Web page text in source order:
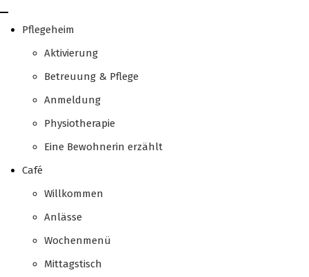
Pflegeheim
Aktivierung
Betreuung & Pflege
Anmeldung
Physiotherapie
Eine Bewohnerin erzählt
Café
Willkommen
Anlässe
Wochenmenü
Mittagstisch